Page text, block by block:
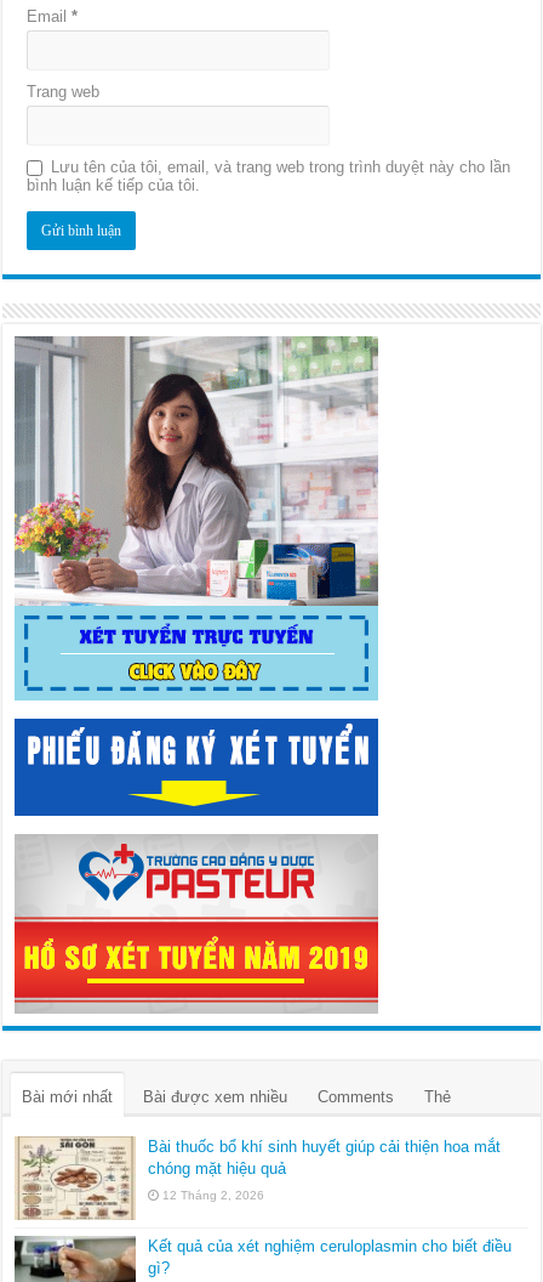
Email*
Trang web
Lưu tên của tôi, email, và trang web trong trình duyệt này cho lần
bình luận kế tiếp của tôi.
Bài mới nhất Bài được xem nhiều Comments Thẻ
Bài thuốc bổ khí sinh huyết giúp cải thiện hoa mắt
chóng mặt hiệu quả
12 Tháng 2, 2026
Kết quả của xét nghiệm ceruloplasmin cho biết điều
gì?